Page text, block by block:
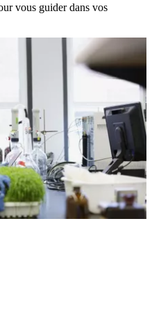
vous guider dans vos